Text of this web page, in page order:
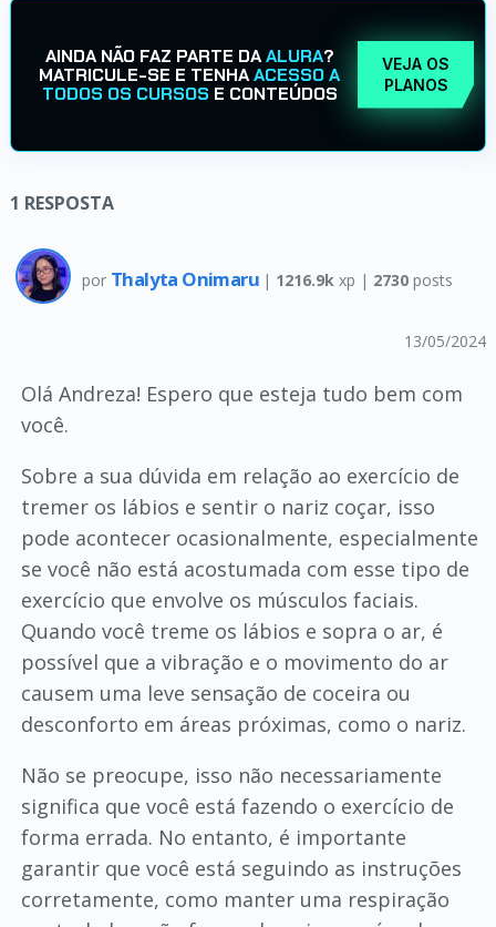
AINDA NÃO FAZ PARTE DAALURA?
MATRICULE-SE E TENHAACESSO A
TODOS OS CURSOS E CONTEÚDOS
VEJA OS
PLANOS
1 RESPOSTA
por Thalyta Onimaru | 1216.9k xp | 2730 posts
13/05/2024
Olá Andreza! Espero que esteja tudo bem com
você.
Sobre a sua dúvida em relação ao exercício de
tremer os lábios e sentir o nariz coçar, isso
pode acontecer ocasionalmente, especialmente
se você não está acostumada com esse tipo de
exercício que envolve os músculos faciais.
Quando você treme os lábios e sopra o ar, é
possível que a vibração e o movimento do ar
causem uma leve sensação de coceira ou
desconforto em áreas próximas, como o nariz.
Não se preocupe, isso não necessariamente
significa que você está fazendo o exercício de
forma errada. No entanto, é importante
garantir que você está seguindo as instruções
corretamente, como manter uma respiração